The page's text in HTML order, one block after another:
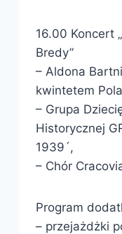
16.00 Koncert
Bredy”
– Aldona
kwintetem
– Grupa
Historycznej
1939´,
– Chór
Program
– przejażdżki